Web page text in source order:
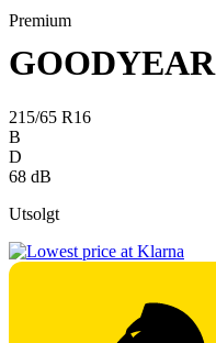
Premium
215/65 R16
B
D
68 dB
Utsolgt